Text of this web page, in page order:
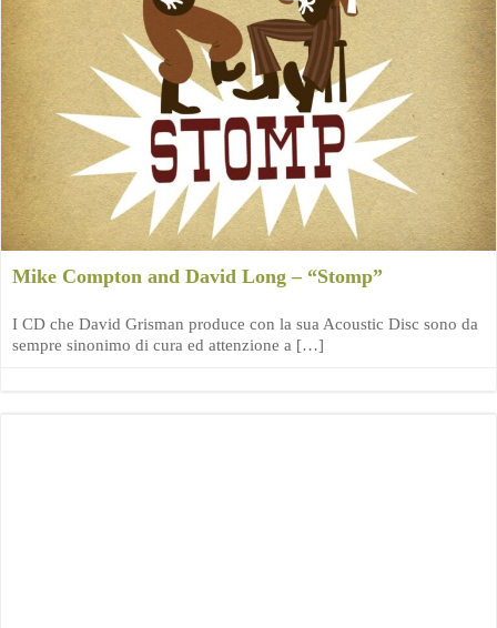
Mike Compton and David Long – “Stomp”
I CD che David Grisman produce con la sua Acoustic Disc sono da
sempre sinonimo di cura ed attenzione a […]